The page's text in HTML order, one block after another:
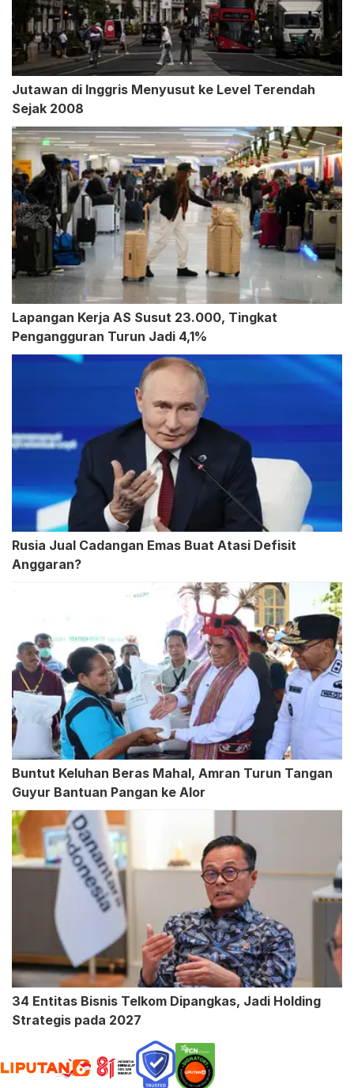
Jutawan di Inggris Menyusut ke Level Terendah
Sejak 2008
Lapangan Kerja AS Susut 23.000, Tingkat
Pengangguran Turun Jadi 4,1%
Rusia Jual Cadangan Emas Buat Atasi Defisit
Anggaran?
Buntut Keluhan Beras Mahal, Amran Turun Tangan
Guyur Bantuan Pangan ke Alor
34 Entitas Bisnis Telkom Dipangkas, Jadi Holding
Strategis pada 2027